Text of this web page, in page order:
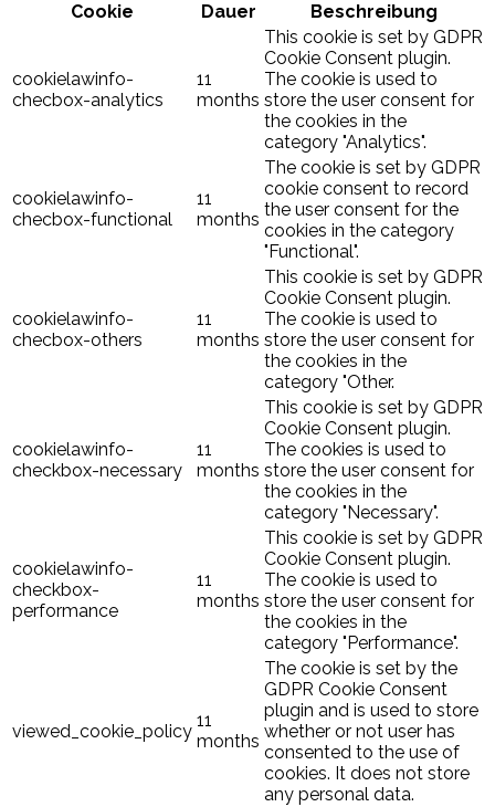
Cookie
Dauer Beschreibung
cookielawinfo-
checbox-analytics
11
months
This cookie is set by GDPR
Cookie Consent plugin.
The cookie is used to
store the user consent for
the cookies in the
category "Analytics".
cookielawinfo-
checbox-functional
11
months
The cookie is set by GDPR
cookie consent to record
the user consent for the
cookies in the category
"Functional".
cookielawinfo-
checbox-others
11
months
This cookie is set by GDPR
Cookie Consent plugin.
The cookie is used to
store the user consent for
the cookies in the
category "Other.
cookielawinfo-
checkbox-necessary
11
months
This cookie is set by GDPR
Cookie Consent plugin.
The cookies is used to
store the user consent for
the cookies in the
category "Necessary".
cookielawinfo-
checkbox-
performance
11
months
This cookie is set by GDPR
Cookie Consent plugin.
The cookie is used to
store the user consent for
the cookies in the
category "Performance".
viewed_cookie_policy
11
months
The cookie is set by the
GDPR Cookie Consent
plugin and is used to store
whether or not user has
consented to the use of
cookies. It does not store
any personal data.